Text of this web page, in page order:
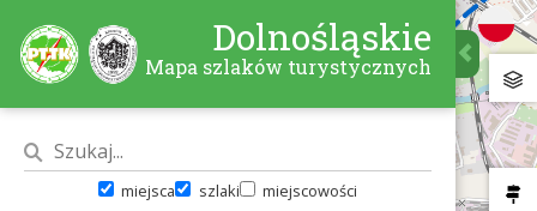
Dolnośląskie
Mapa szlaków turystycznych
miejsca szlaki miejscowości